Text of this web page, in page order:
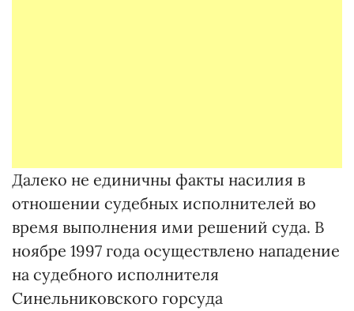
Далеко не единичны факты насилия в
отношении судебных исполнителей во
время выполнения ими решений суда. В
ноябре 1997 года осуществлено нападение
на судебного исполнителя
Синельниковского горсуда